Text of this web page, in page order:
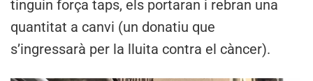
tinguin força taps, els portaran i rebran una
quantitat a canvi (un donatiu que
s’ingressarà per la lluita contra el càncer).